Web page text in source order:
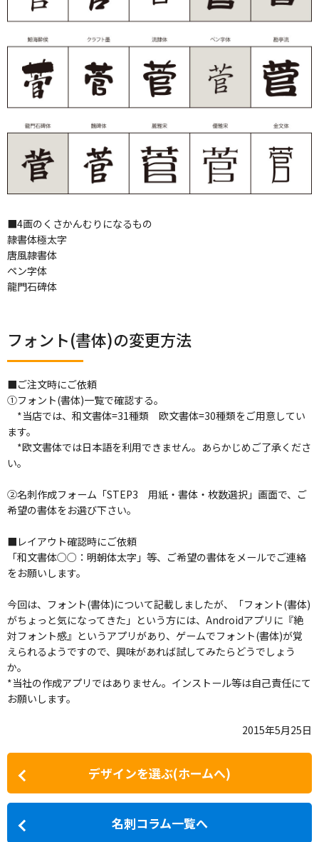
■4画のくさかんむりになるもの
隷書体極太字
唐風隷書体
ペン字体
龍門石碑体
フォント(書体)の変更方法
■ご注文時にご依頼
①フォント(書体)一覧で確認する。
*当店では、和文書体=31種類 欧文書体=30種類をご用意してい
ます。
*欧文書体では日本語を利用できません。あらかじめご了承くださ
い。
②名刺作成フォーム「STEP3 用紙・書体・枚数選択」画面で、ご
希望の書体をお選び下さい。
■レイアウト確認時にご依頼
「和文書体○○：明朝体太字」等、ご希望の書体をメールでご連絡
をお願いします。
今回は、フォント(書体)について記載しましたが、「フォント(書体)
がちょっと気になってきた」という方には、Androidアプリに『絶
対フォント感』というアプリがあり、ゲームでフォント(書体)が覚
えられるようですので、興味があれば試してみたらどうでしょう
か。
*当社の作成アプリではありません。インストール等は自己責任にて
お願いします。
2015年5月25日
デザインを選ぶ(ホームへ)
名刺コラム一覧へ